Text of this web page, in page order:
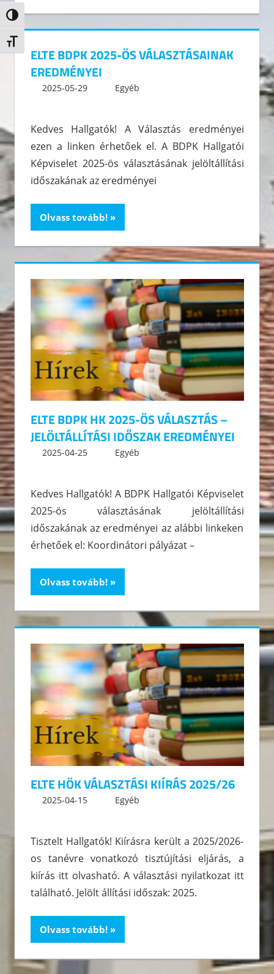
Nagy kontraszt váltása
Betűméret váltása
ELTE BDPK 2025-ÖS VÁLASZTÁSAINAK
EREDMÉNYEI
2025-05-29 kommunikacio
Egyéb
Kedves Hallgatók! A Választás eredményei
ezen a linken érhetőek el. A BDPK Hallgatói
Képviselet 2025-ös választásának jelöltállítási
időszakának az eredményei
Olvass tovább!
ELTE BDPK HK 2025-ÖS VÁLASZTÁS –
JELÖLTÁLLÍTÁSI IDŐSZAK EREDMÉNYEI
2025-04-25 kommunikacio
Egyéb
Kedves Hallgatók! A BDPK Hallgatói Képviselet
2025-ös választásának jelöltállítási
időszakának az eredményei az alábbi linkeken
érhetőek el: Koordinátori pályázat –
Olvass tovább!
ELTE HÖK VÁLASZTÁSI KIÍRÁS 2025/26
2025-04-15 kommunikacio
Egyéb
Tisztelt Hallgatók! Kiírásra került a 2025/2026-
os tanévre vonatkozó tisztújítási eljárás, a
kiírás itt olvasható. A választási nyilatkozat itt
található. Jelölt állítási időszak: 2025.
Olvass tovább!